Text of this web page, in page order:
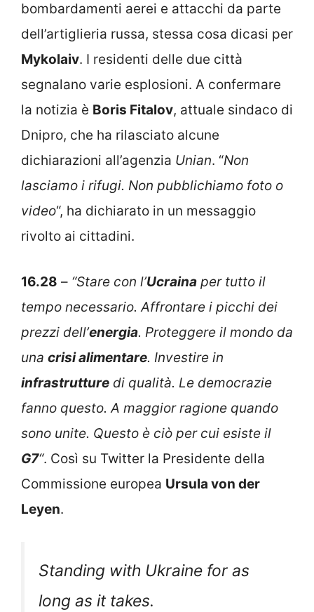
bombardamenti aerei e attacchi da parte
dell’artiglieria russa, stessa cosa dicasi per
Mykolaiv. I residenti delle due città
segnalano varie esplosioni. A confermare
la notizia è Boris Fitalov, attuale sindaco di
Dnipro, che ha rilasciato alcune
dichiarazioni all’agenzia Unian. “Non
lasciamo i rifugi. Non pubblichiamo foto o
video“, ha dichiarato in un messaggio
rivolto ai cittadini.
16.28 – “Stare con l’Ucraina per tutto il
tempo necessario. Affrontare i picchi dei
prezzi dell’energia. Proteggere il mondo da
una crisi alimentare. Investire in
infrastrutture di qualità. Le democrazie
fanno questo. A maggior ragione quando
sono unite. Questo è ciò per cui esiste il
G7“. Così su Twitter la Presidente della
Commissione europea Ursula von der
Leyen.
Standing with Ukraine for as
long as it takes.